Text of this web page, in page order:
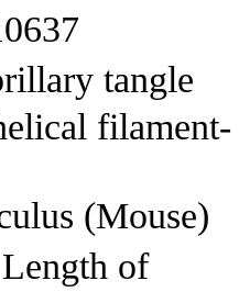
tangle
filament-
(Mouse)
of